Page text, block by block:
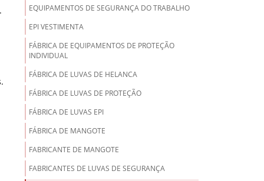
EQUIPAMENTOS DE SEGURANÇA DO TRABALHO
EPI VESTIMENTA
FÁBRICA DE EQUIPAMENTOS DE PROTEÇÃO
INDIVIDUAL
FÁBRICA DE LUVAS DE HELANCA
FÁBRICA DE LUVAS DE PROTEÇÃO
FÁBRICA DE LUVAS EPI
FÁBRICA DE MANGOTE
FABRICANTE DE MANGOTE
FABRICANTES DE LUVAS DE SEGURANÇA